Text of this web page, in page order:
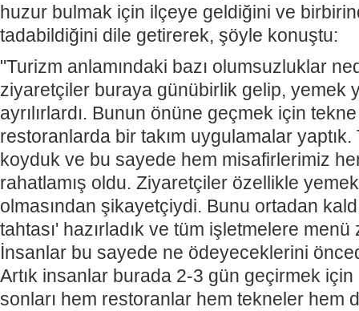
huzur bulmak için ilçeye geldiğini ve
tadabildiğini dile getirerek, şöyle konuştu:
"Turizm anlamındaki bazı olumsuzluklar
ziyaretçiler buraya günübirlik gelip, yemek
ayrılırlardı. Bunun önüne geçmek için
restoranlarda bir takım uygulamalar yaptık.
koyduk ve bu sayede hem misafirlerimiz
rahatlamış oldu. Ziyaretçiler özellikle
olmasından şikayetçiydi. Bunu ortadan
tahtası' hazırladık ve tüm işletmelere
İnsanlar bu sayede ne ödeyeceklerini
Artık insanlar burada 2-3 gün geçirmek
sonları hem restoranlar hem tekneler hem